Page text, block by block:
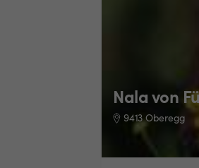
Nala von
9413 Oberegg